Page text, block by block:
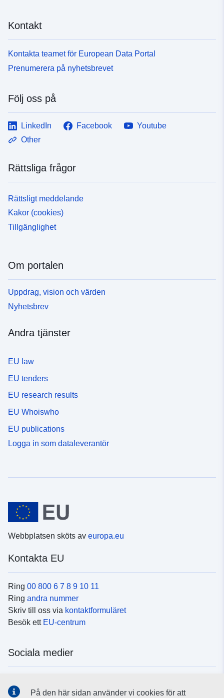
Kontakt
Kontakta teamet för European Data Portal
Prenumerera på nyhetsbrevet
Följ oss på
LinkedIn Facebook
Youtube
Other
Rättsliga frågor
Rättsligt meddelande
Kakor (cookies)
Tillgänglighet
Om portalen
Uppdrag, vision och värden
Nyhetsbrev
Andra tjänster
EU law
EU tenders
EU research results
EU Whoiswho
EU publications
Logga in som dataleverantör
Webbplatsen sköts av europa.eu
Kontakta EU
Ring 00 800 6 7 8 9 10 11
Ring andra nummer
Skriv till oss via kontaktformuläret
Besök ett EU-centrum
Sociala medier
På den här sidan använder vi cookies för att